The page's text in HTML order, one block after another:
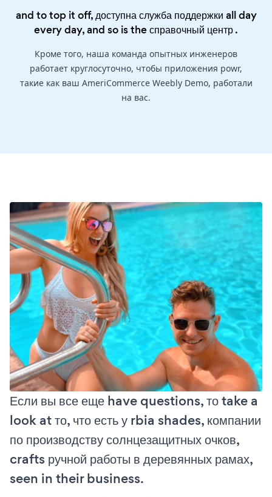
and to top it off, доступна служба поддержки all day
every day, and so is theсправочный центр.
Кроме того, наша команда опытных инженеров
работает круглосуточно, чтобы приложения powr,
такие как ваш AmeriCommerce Weebly Demo, работали
на вас.
Если вы все еще have questions, то take a
look at то, что есть у rbia shades, компании
по производству солнцезащитных очков,
crafts ручной работы в деревянных рамах,
seen in their business.